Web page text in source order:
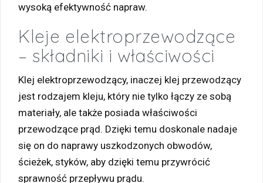
wysoką efektywność napraw.
Kleje elektroprzewodzące
– składniki i właściwości
Klej elektroprzewodzący, inaczej klej przewodzący
jest rodzajem kleju, który nie tylko łączy ze sobą
materiały, ale także posiada właściwości
przewodzące prąd. Dzięki temu doskonale nadaje
się on do naprawy uszkodzonych obwodów,
ścieżek, styków, aby dzięki temu przywrócić
sprawność przepływu prądu.